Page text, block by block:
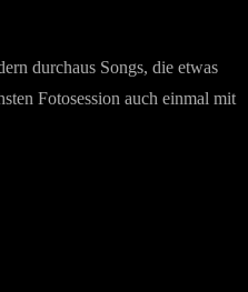
durchaus Songs, die etwas
Fotosession auch einmal mit